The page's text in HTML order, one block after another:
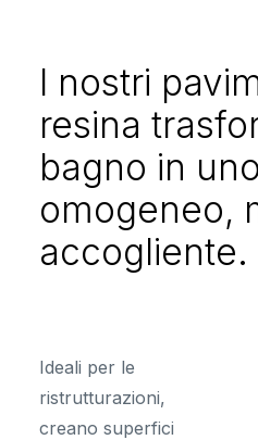
I nostri
resina
bagno in
omogeneo,
accogliente.
Ideali per le
ristrutturazioni,
creano superfici